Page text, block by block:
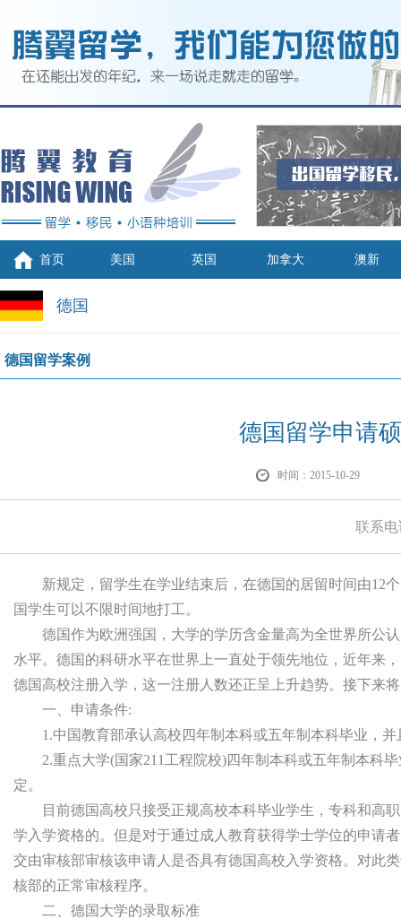
首页 美国 英国 加拿大 澳新
德国
德国留学案例
德国留学申请
时间：2015-10-29
联系
新规定，留学生在学业结束后，在德国的居留时间由12个
国学生可以不限时间地打工。
德国作为欧洲强国，大学的学历含金量高为全世界所公认
水平。德国的科研水平在世界上一直处于领先地位，近年来
德国高校注册入学，这一注册人数还正呈上升趋势。接下来
一、申请条件:
1.中国教育部承认高校四年制本科或五年制本科毕业，并
2.重点大学(国家211工程院校)四年制本科或五年制本科毕
定。
目前德国高校只接受正规高校本科毕业学生，专科和高职
学入学资格的。但是对于通过成人教育获得学士学位的申请
交由审核部审核该申请人是否具有德国高校入学资格。对此
核部的正常审核程序。
二、德国大学的录取标准